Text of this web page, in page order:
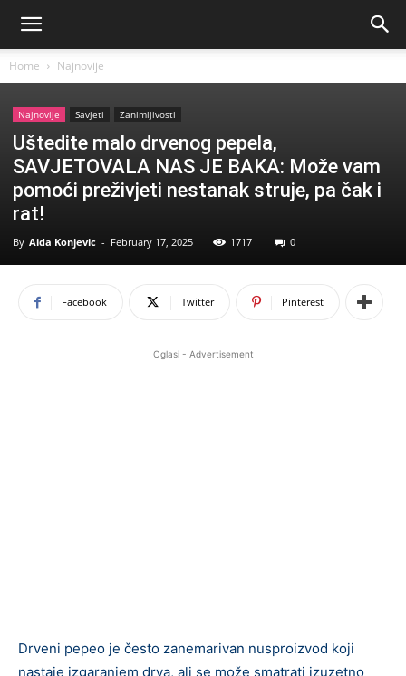
Home Najnovije
Najnovije Savjeti Zanimljivosti
Uštedite malo drvenog pepela,
SAVJETOVALA NAS JE BAKA: Može vam
pomoći preživjeti nestanak struje, pa čak i
rat!
By Aida Konjevic - February 17, 2025 1717 0
Facebook Twitter Pinterest
Oglasi - Advertisement
Drveni pepeo je često zanemarivan nusproizvod koji
nastaje izgaranjem drva, ali se može smatrati izuzetno